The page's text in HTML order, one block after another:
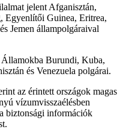
jelent Afganisztán,
Egyenlítői Guinea, Eritrea,
Jemen állampolgáraival
Burundi, Kuba,
és Venezuela polgárai.
az érintett országok magas
vízumvisszaélésben
biztonsági információk